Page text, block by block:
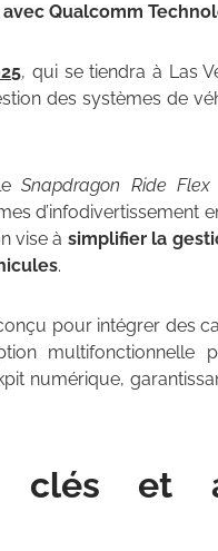
Qualcomm
, qui se tiendra à Las
des systèmes de
Snapdragon Ride Flex
d’infodivertissement
vise à simplifier la
.
pour intégrer des
multifonctionnelle
numérique,
clés et